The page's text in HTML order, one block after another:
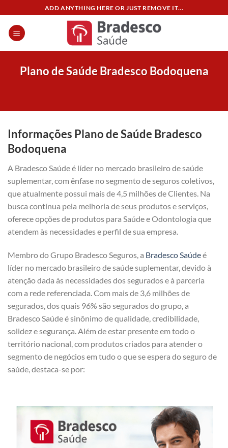
content
ADD ANYTHING HERE OR JUST REMOVE IT...
Plano de Saúde Bradesco Bodoquena
Informações Plano de Saúde Bradesco
Bodoquena
A Bradesco Saúde é líder no mercado brasileiro de saúde
suplementar, com ênfase no segmento de seguros coletivos,
que atualmente possui mais de 4,5 milhões de Clientes. Na
busca contínua pela melhoria de seus produtos e serviços,
oferece opções de produtos para Saúde e Odontologia que
atendem às necessidades e perfil de sua empresa.
Membro do Grupo Bradesco Seguros, a Bradesco Saúdeé
líder no mercado brasileiro de saúde suplementar, devido à
atenção dada às necessidades dos segurados e à parceria
com a rede referenciada. Com mais de 3,6 milhões de
segurados, dos quais 96% são segurados do grupo, a
Bradesco Saúde é sinônimo de qualidade, credibilidade,
solidez e segurança. Além de estar presente em todo o
território nacional, com produtos criados para atender o
segmento de negócios em tudo o que se espera do seguro de
saúde, destaca-se por: